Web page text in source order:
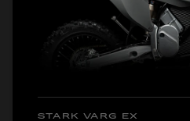
STARK VARG EX